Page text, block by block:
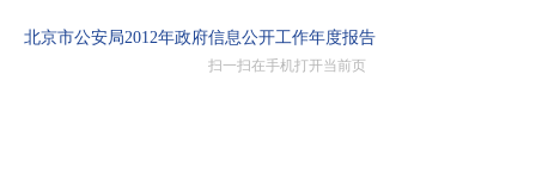
北京市公安局2012年政府信息公开工作年度报告
扫一扫在手机打开当前页